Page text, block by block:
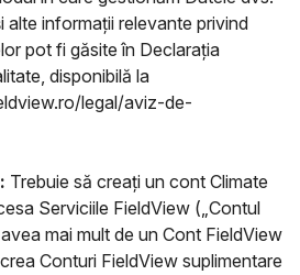
alte informații relevante privind
pot fi găsite în Declarația
disponibilă la
legal/aviz-de-
Trebuie să creați un cont Climate
Serviciile FieldView („Contul
mai mult de un Cont FieldView
Conturi FieldView suplimentare